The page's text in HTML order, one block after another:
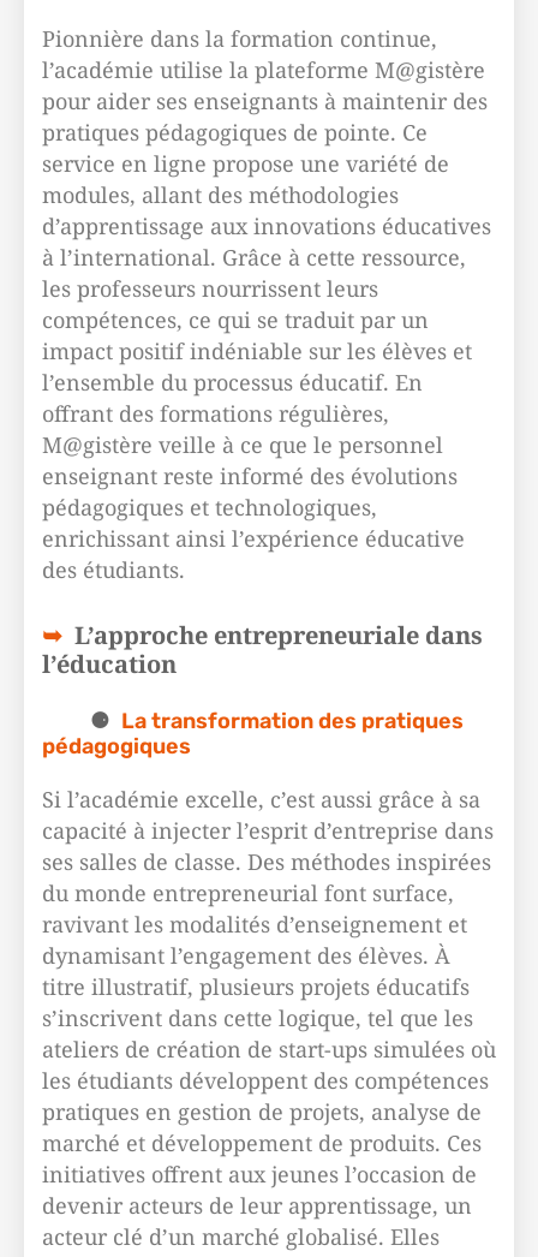
Pionnière dans la formation continue,
l’académie utilise la plateforme M@gistère
pour aider ses enseignants à maintenir des
pratiques pédagogiques de pointe. Ce
service en ligne propose une variété de
modules, allant des méthodologies
d’apprentissage aux innovations éducatives
à l’international. Grâce à cette ressource,
les professeurs nourrissent leurs
compétences, ce qui se traduit par un
impact positif indéniable sur les élèves et
l’ensemble du processus éducatif. En
offrant des formations régulières,
M@gistère veille à ce que le personnel
enseignant reste informé des évolutions
pédagogiques et technologiques,
enrichissant ainsi l’expérience éducative
des étudiants.
L’approche entrepreneuriale dans
l’éducation
La transformation des pratiques
pédagogiques
Si l’académie excelle, c’est aussi grâce à sa
capacité à injecter l’esprit d’entreprise dans
ses salles de classe. Des méthodes inspirées
du monde entrepreneurial font surface,
ravivant les modalités d’enseignement et
dynamisant l’engagement des élèves. À
titre illustratif, plusieurs projets éducatifs
s’inscrivent dans cette logique, tel que les
ateliers de création de start-ups simulées où
les étudiants développent des compétences
pratiques en gestion de projets, analyse de
marché et développement de produits. Ces
initiatives offrent aux jeunes l’occasion de
devenir acteurs de leur apprentissage, un
acteur clé d’un marché globalisé. Elles